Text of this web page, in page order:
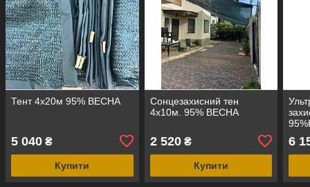
Тент 4х20м 95% ВЕСНА
5 040 ₴
Купити
Сонцезахисний тен
4х10м. 95% ВЕСНА
2 520₴
Купити
6